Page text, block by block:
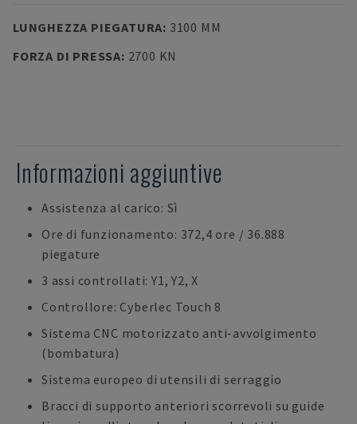
LUNGHEZZA PIEGATURA: 3100 MM
FORZA DI PRESSA: 2700 KN
Informazioni aggiuntive
Assistenza al carico: Sì
Ore di funzionamento: 372,4 ore / 36.888
piegature
3 assi controllati: Y1, Y2, X
Controllore: Cyberlec Touch 8
Sistema CNC motorizzato anti-avvolgimento
(bombatura)
Sistema europeo di utensili di serraggio
Bracci di supporto anteriori scorrevoli su guide